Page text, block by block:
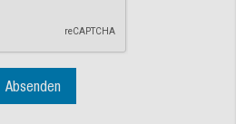
Absenden